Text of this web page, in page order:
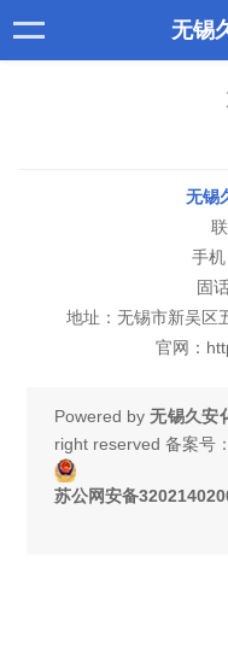
无锡
无锡
手
固话
地址： 无锡市新吴区
官网：
Powered by无锡久安
right reserved 备案号：
苏公网安备